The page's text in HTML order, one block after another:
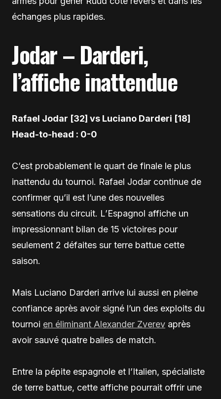
échanges plus rapides.
Jodar – Darderi,
l’affiche inattendue
Rafael Jodar [32] vs Luciano Darderi [18]
Head-to-head : 0-0
C’est probablement le quart de finale le plus
inattendu du tournoi. Rafael Jodar continue de
confirmer qu’il est l’une des nouvelles
sensations du circuit. L’Espagnol affiche un
impressionnant bilan de 15 victoires pour
seulement 2 défaites sur terre battue cette
saison.
Mais Luciano Darderi arrive lui aussi en pleine
confiance après avoir signé l’un des exploits du
tournoi en éliminant Alexander Zverev après
avoir sauvé quatre balles de match.
Entre la pépite espagnole et l’Italien, spécialiste
de terre battue, cette affiche pourrait offrir une